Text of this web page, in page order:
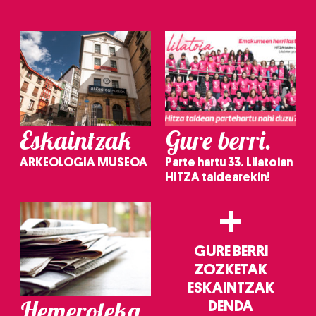
Eskaintzak
ARKEOLOGIA MUSEOA
Gure berri.
Parte hartu 33. Lilatoian
HITZA taldearekin!
+
GURE BERRI
ZOZKETAK
ESKAINTZAK
DENDA